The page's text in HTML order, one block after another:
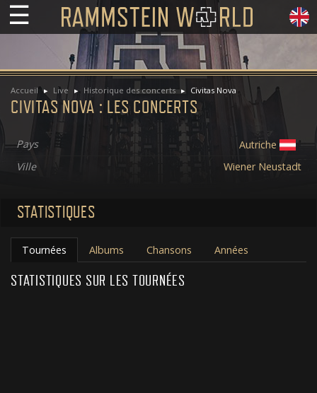
☰
Accueil Live Historique des concerts Civitas Nova
CIVITAS NOVA : LES CONCERTS
Pays
Autriche
Ville
Wiener Neustadt
STATISTIQUES
Tournées Albums Chansons Années
STATISTIQUES SUR LES TOURNÉES